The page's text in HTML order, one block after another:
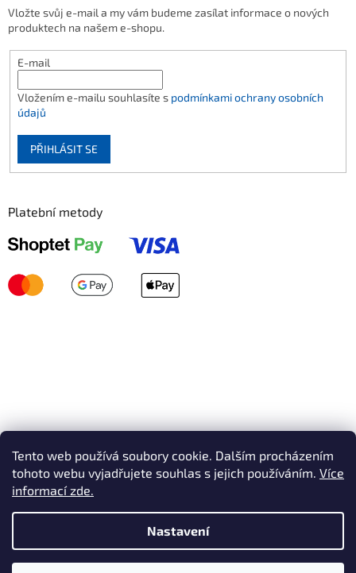
Tento web používá soubory cookie. Dalším procházením
tohoto webu vyjadřujete souhlas s jejich používáním. Více
informací zde.
Nastavení
Vložte svůj e-mail a my vám budeme zasílat informace o nových
produktech na našem e-shopu.
E-mail
Vložením e-mailu souhlasíte s podmínkami ochrany osobních
údajů
PŘIHLÁSIT SE
Platební metody
Vytvořil Shoptet